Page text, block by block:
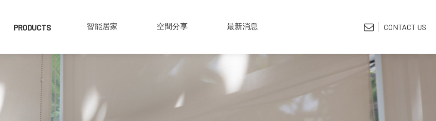
PRODUCTS
產品介紹 SMART HOME
智能居家 COLLECTIONS
空間分享 LATEST NEWS
最新消息 CONTACT US